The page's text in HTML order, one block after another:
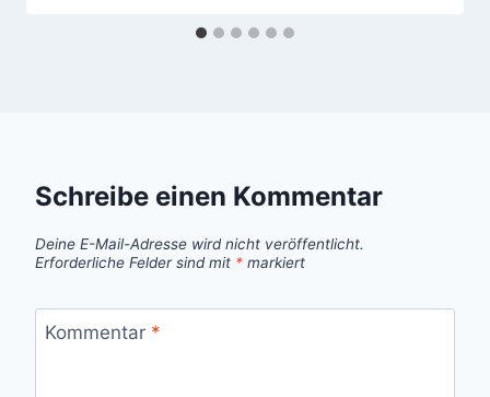
Schreibe einen Kommentar
Deine E-Mail-Adresse wird nicht veröffentlicht.
Erforderliche Felder sind mit * markiert
Kommentar *